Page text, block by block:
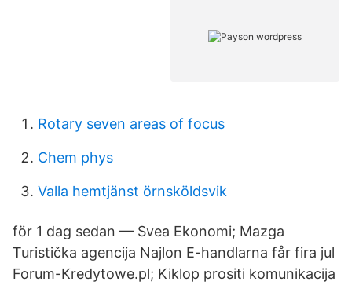
Rotary seven areas of focus
Chem phys
Valla hemtjänst örnsköldsvik
för 1 dag sedan — Svea Ekonomi; Mazga
Turistička agencija Najlon E-handlarna får fira jul
Forum-Kredytowe.pl; Kiklop prositi komunikacija